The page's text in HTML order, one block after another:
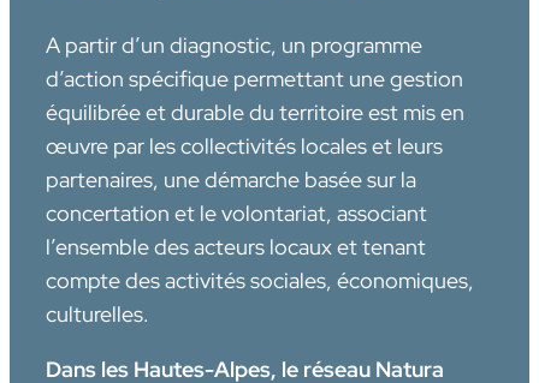
A partir d’un diagnostic, un programme
d’action spécifique permettant une gestion
équilibrée et durable du territoire est mis en
œuvre par les collectivités locales et leurs
partenaires, une démarche basée sur la
concertation et le volontariat, associant
l’ensemble des acteurs locaux et tenant
compte des activités sociales, économiques,
culturelles.
Dans les Hautes-Alpes, le réseau Natura